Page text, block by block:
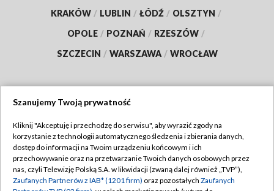
KRAKÓW / LUBLIN / ŁÓDŹ / OLSZTYN /
OPOLE / POZNAŃ / RZESZÓW /
SZCZECIN / WARSZAWA / WROCŁAW
TVP
Abonament TVP
Emisja w TVP
Regulamin TVP
Polityka prywatności
Szanujemy Twoją prywatność
Kliknij "Akceptuję i przechodzę do serwisu", aby wyrazić zgody na
korzystanie z technologii automatycznego śledzenia i zbierania danych,
dostęp do informacji na Twoim urządzeniu końcowym i ich
przechowywanie oraz na przetwarzanie Twoich danych osobowych przez
nas, czyli Telewizję Polską S.A. w likwidacji (zwaną dalej również „TVP”),
Zaufanych Partnerów z IAB* (1201 firm) oraz pozostałych Zaufanych